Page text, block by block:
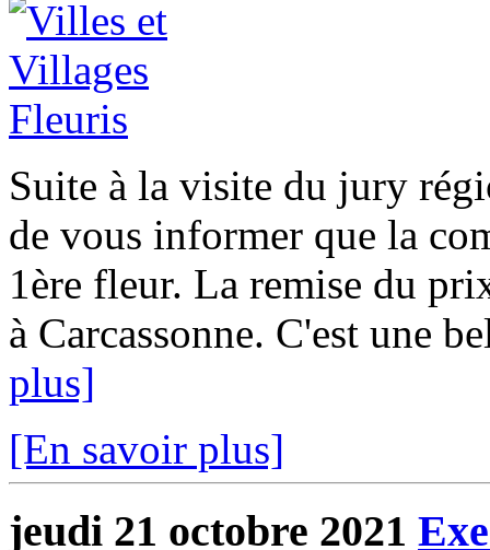
Suite à la visite du jury
de vous informer que la
1ère fleur. La remise du
à Carcassonne. C'est une
plus]
[En savoir plus]
jeudi 21 octobre 2021